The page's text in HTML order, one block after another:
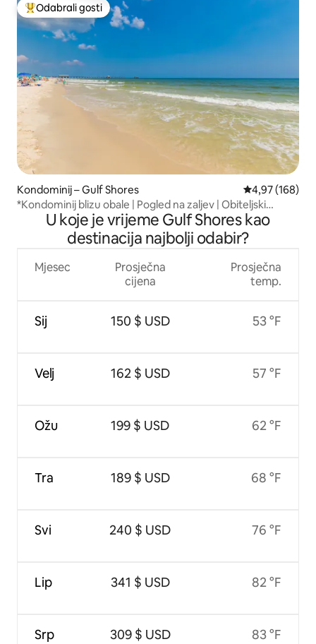
Među najviše rangiranima s oznakom „Odabrali gosti”
Odabrali gosti
Kondominij – Gulf Shores Prosječna
4,97 (168)
*Kondominij blizu obale | Pogled na zaljev | Obiteljski
odmorU koje je vrijeme Gulf Shores kao
destinacija najbolji odabir?
Mjesec
Sij
Velj
Ožu
Tra
Svi
Lip
Srp
Prosječna
cijena
150 $ USD
162 $ USD
199 $ USD
189 $ USD
240 $ USD
341 $ USD
309 $ USD
Prosječna
temp.
53 °F
57 °F
62 °F
68 °F
76 °F
82 °F
83 °F